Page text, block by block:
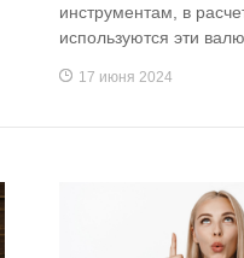
инструментам, в
используются эти
17 июня 2024